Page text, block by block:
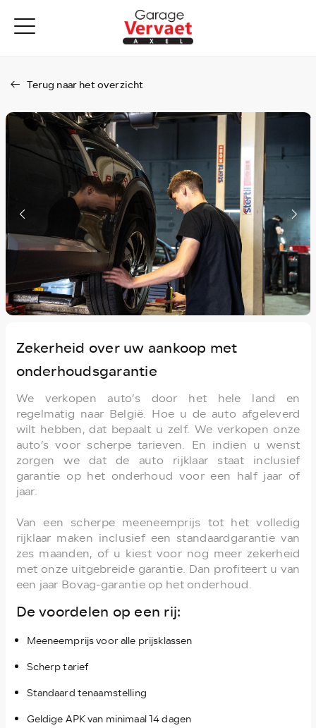
Terug naar het overzicht
Zekerheid over uw aankoop met
onderhoudsgarantie
We verkopen auto’s door het hele land en
regelmatig naar België. Hoe u de auto afgeleverd
wilt hebben, dat bepaalt u zelf. We verkopen onze
auto’s voor scherpe tarieven. En indien u wenst
zorgen we dat de auto rijklaar staat inclusief
garantie op het onderhoud voor een half jaar of
jaar.
Van een scherpe meeneemprijs tot het volledig
rijklaar maken inclusief een standaardgarantie van
zes maanden, of u kiest voor nog meer zekerheid
met onze uitgebreide garantie. Dan profiteert u van
een jaar Bovag-garantie op het onderhoud.
De voordelen op een rij:
Meeneemprijs voor alle prijsklassen
Scherp tarief
Standaard tenaamstelling
Geldige APK van minimaal 14 dagen